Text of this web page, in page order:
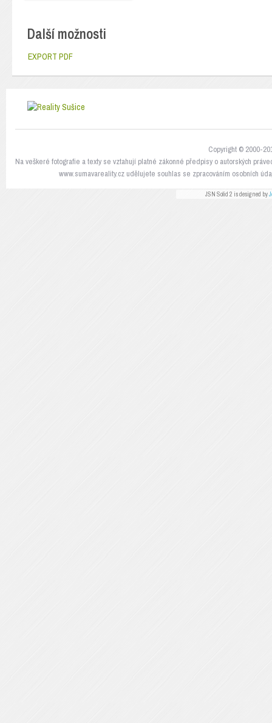
Další možnosti
EXPORT PDF
Copyright © 2000-
Na veškeré fotografie a texty se vztahují platné zákonné předpisy o autorských
www.sumavareality.cz udělujete souhlas se zpracováním osobních
JSN Solid 2 is designed by